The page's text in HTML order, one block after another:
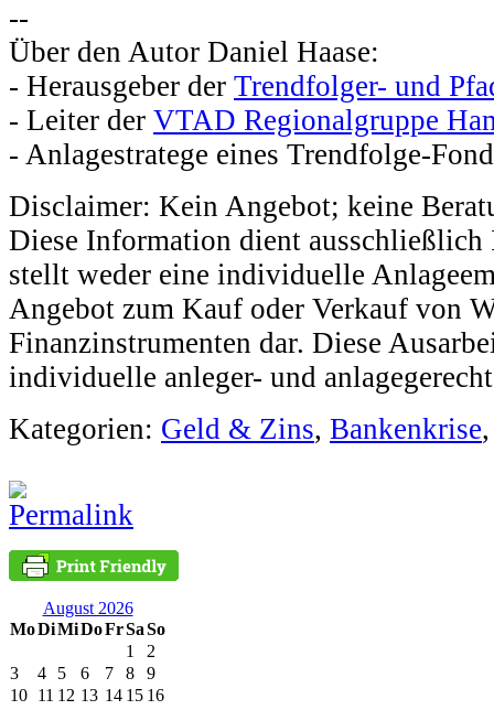
--
Über den Autor Daniel Haase:
- Herausgeber der Trendfolger- und
- Leiter der VTAD Regionalgruppe
- Anlagestratege eines Trendfolge-
Disclaimer: Kein Angebot; keine
Diese Information dient
stellt weder eine individuelle
Angebot zum Kauf oder Verkauf von
Finanzinstrumenten dar. Diese
individuelle anleger- und
Kategorien: Geld & Zins, Bankenkrise
August 2026
MoDiMiDoFrSaSo
1
2
3
4 5 6 7 8
9
10 11 12 13 14 15 16